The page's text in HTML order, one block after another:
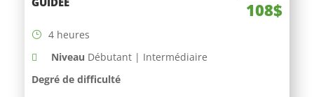
108$
4 heures
Niveau Débutant | Intermédiaire
Degré de difficulté